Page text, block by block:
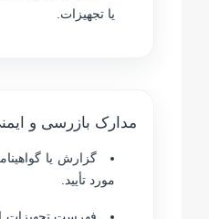
یا تجهیزات.
مدارک بازرسی و
گزارش یا
مورد تأیید.